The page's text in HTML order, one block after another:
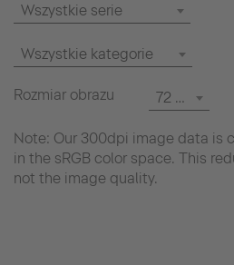
Wszystkie serie
Wszystkie kategorie
Rozmiar obrazu 72 dpi
Note: Our 300dpi image data is
in the sRGB color space. This
not the image quality.